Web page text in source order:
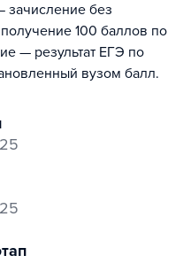
зачисление без
100 баллов по
— результат ЕГЭ по
вузом балл.